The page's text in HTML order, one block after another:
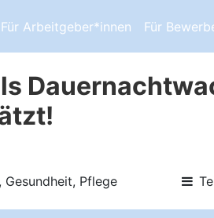
Für Arbeitgeber*innen Für
Gesundheit, Pflege